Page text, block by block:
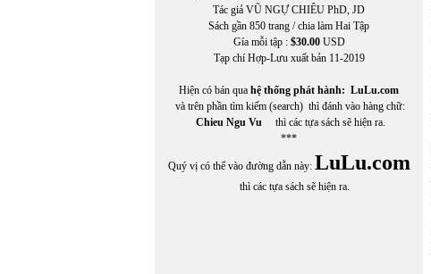
Tác giả VŨ NGỰ CHIÊU PhD, JD
Sách gần 850 trang / chia làm Hai Tập
Gía mỗi tập : $30.00USD
Tạp chí Hợp-Lưu xuất bản 11-2019
Hiện có bán qua hệ thống phát hành: LuLu.com
và trên phần tìm kiếm (search) thì đánh vào hàng chữ:
Chieu Ngu Vu thì các tựa sách sẽ hiện ra.
***
Quý vị có thể vào đường dẫn này: LuLu.com
thì các tựa sách sẽ hiện ra.